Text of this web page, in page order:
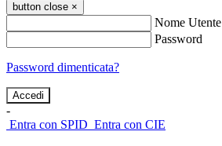
button close ×
Nome Utente
Password
Password dimenticata?
-
Entra con SPID Entra con CIE